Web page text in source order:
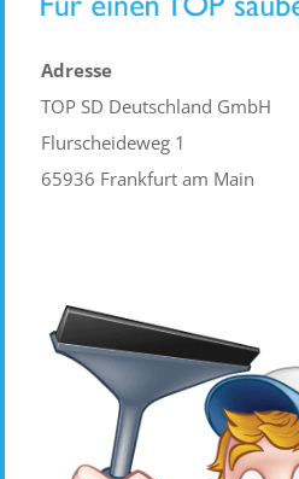
Adresse
TOP SD Deutschland GmbH
Flurscheideweg 1
65936 Frankfurt am Main